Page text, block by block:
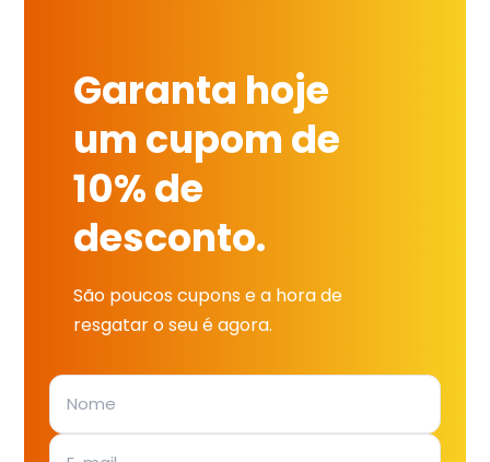
Garanta hoje
um cupom de
10% de
desconto.
São poucos cupons e a hora de
resgatar o seu é agora.